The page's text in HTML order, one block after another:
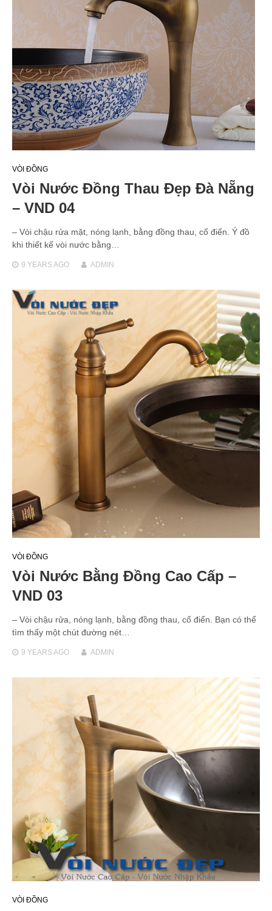
VÒI ĐỒNG
Vòi Nước Đồng Thau Đẹp Đà Nẵng
– VND 04
– Vòi chậu rửa mặt, nóng lạnh, bằng đồng thau, cổ điển. Ý đồ
khi thiết kế vòi nước bằng…
9 YEARSAGO ADMIN
VÒI ĐỒNG
Vòi Nước Bằng Đồng Cao Cấp –
VND 03
– Vòi chậu rửa, nóng lạnh, bằng đồng thau, cổ điển. Bạn có thể
tìm thấy một chút đường nét…
9 YEARSAGO ADMIN
VÒI ĐỒNG